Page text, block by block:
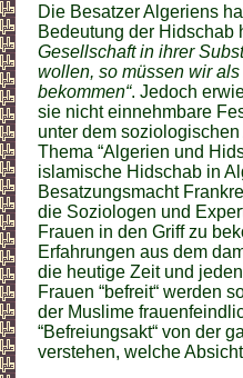
Die Besatzer Algeriens
Bedeutung der Hidschab
Gesellschaft in ihrer
wollen, so müssen wir
bekommen“. Jedoch
sie nicht einnehmbare
unter dem
Thema “Algerien und
islamische Hidschab in
Besatzungsmacht
die Soziologen und
Frauen in den Griff zu
Erfahrungen aus dem
die heutige Zeit und
Frauen “befreit“ werden
der Muslime
“Befreiungsakt“ von der
verstehen, welche